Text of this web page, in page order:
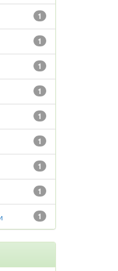
1
1
1
1
1
1
1
1
1